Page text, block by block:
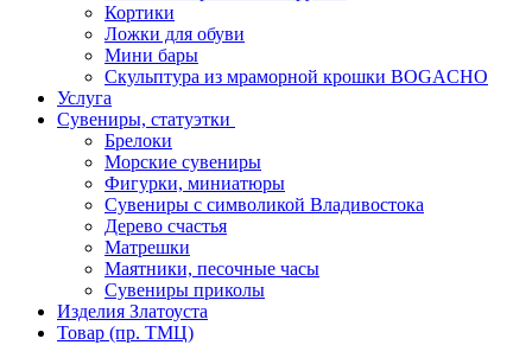
Кортики
Ложки для обуви
Мини бары
Скульптура из мраморной крошки BOGACHO
Услуга
Сувениры, статуэтки
Брелоки
Морские сувениры
Фигурки, миниатюры
Сувениры с символикой Владивостока
Дерево счастья
Матрешки
Маятники, песочные часы
Сувениры приколы
Изделия Златоуста
Товар (пр. ТМЦ)